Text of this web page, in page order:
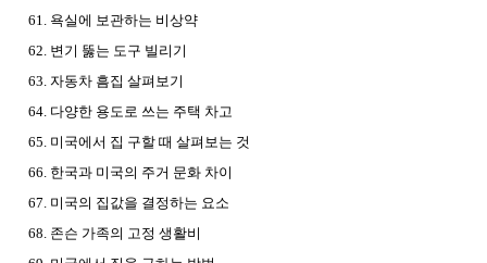
61. 욕실에 보관하는 비상약
62. 변기 뚫는 도구 빌리기
63. 자동차 흠집 살펴보기
64. 다양한 용도로 쓰는 주택 차고
65. 미국에서 집 구할 때 살펴보는 것
66. 한국과 미국의 주거 문화 차이
67. 미국의 집값을 결정하는 요소
68. 존슨 가족의 고정 생활비